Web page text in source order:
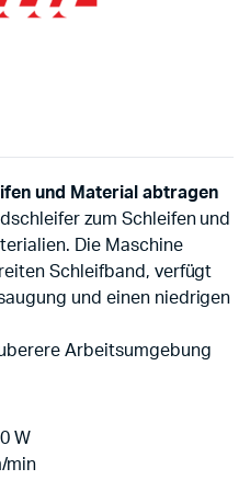
und Material abtragen
zum Schleifen und
Die Maschine
Schleifband, verfügt
und einen niedrigen
Arbeitsumgebung
W
min